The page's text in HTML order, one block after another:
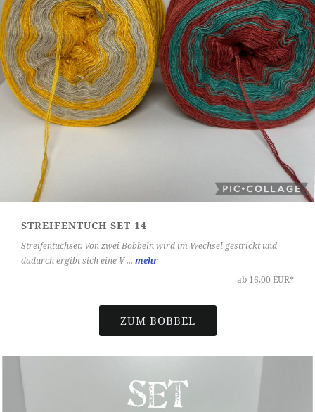
STREIFENTUCH SET 14
Streifentuchset: Von zwei Bobbeln wird im Wechsel gestrickt und
dadurch ergibt sich eine V ... mehr
ab 16,00 EUR*
ZUM BOBBEL